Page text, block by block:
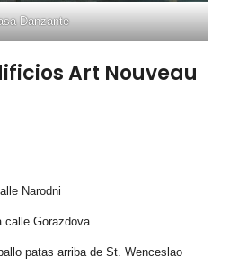
Danzante
Art Nouveau
Narodni
calle Gorazdova
patas arriba de St. Wenceslao